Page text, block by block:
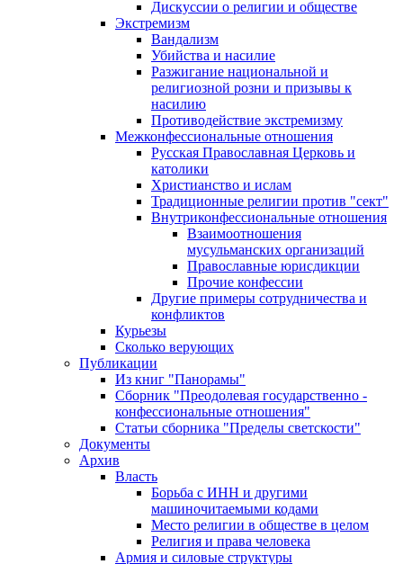
Дискуссии о религии и обществе
Экстремизм
Вандализм
Убийства и насилие
Разжигание национальной и
религиозной розни и призывы к
насилию
Противодействие экстремизму
Межконфессиональные отношения
Русская Православная Церковь и
католики
Христианство и ислам
Традиционные религии против "сект"
Внутриконфессиональные отношения
Взаимоотношения
мусульманских организаций
Православные юрисдикции
Прочие конфессии
Другие примеры сотрудничества и
конфликтов
Курьезы
Сколько верующих
Публикации
Из книг "Панорамы"
Сборник "Преодолевая государственно -
конфессиональные отношения"
Статьи сборника "Пределы светскости"
Документы
Архив
Власть
Борьба с ИНН и другими
машиночитаемыми кодами
Место религии в обществе в целом
Религия и права человека
Армия и силовые структуры